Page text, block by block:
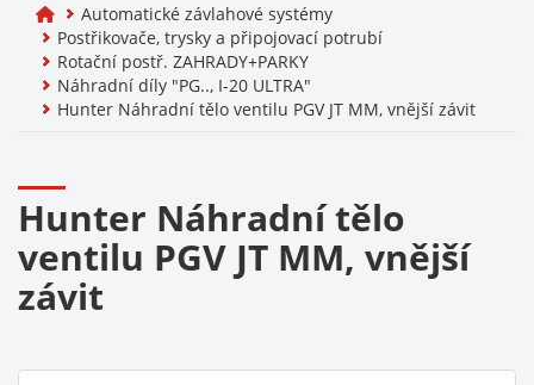
Automatické závlahové systémy
Postřikovače, trysky a připojovací potrubí
Rotační postř. ZAHRADY+PARKY
Náhradní díly "PG.., I-20 ULTRA"
Hunter Náhradní tělo ventilu PGV JT MM, vnější závit
Hunter Náhradní tělo
ventilu PGV JT MM, vnější
závit